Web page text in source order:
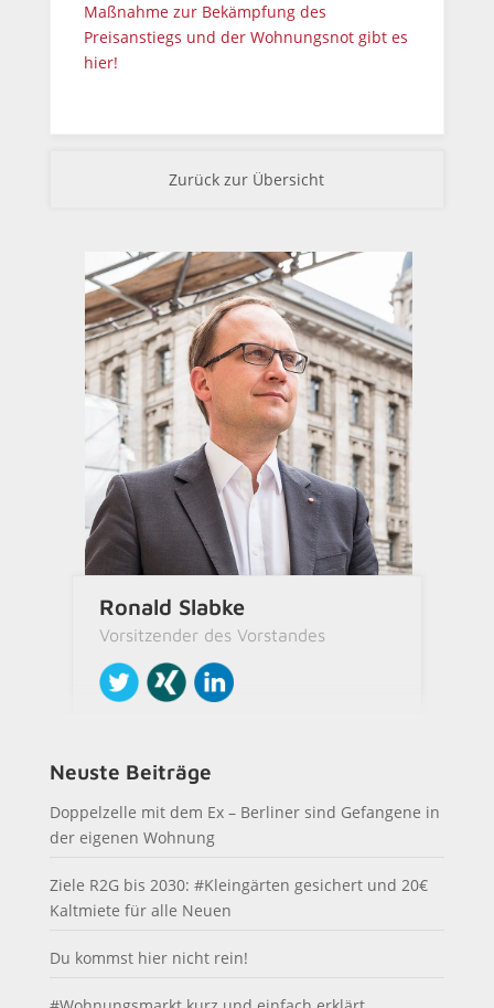
Maßnahme zur Bekämpfung des
Preisanstiegs und der Wohnungsnot gibt es
hier!
Zurück zur Übersicht
Ronald Slabke
Vorsitzender des Vorstandes
Neuste Beiträge
Doppelzelle mit dem Ex – Berliner sind Gefangene in
der eigenen Wohnung
Ziele R2G bis 2030: #Kleingärten gesichert und 20€
Kaltmiete für alle Neuen
Du kommst hier nicht rein!